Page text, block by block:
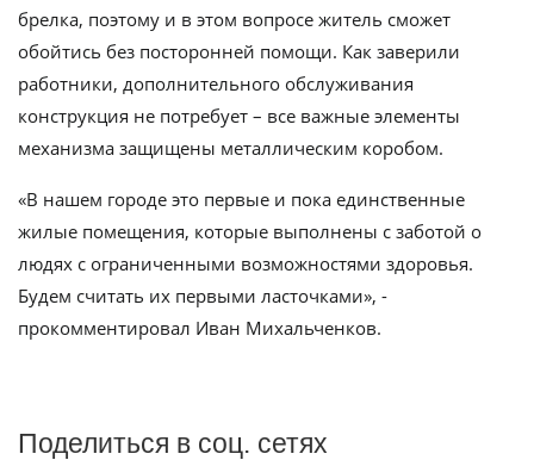
брелка, поэтому и в этом вопросе житель сможет
обойтись без посторонней помощи. Как заверили
работники, дополнительного обслуживания
конструкция не потребует – все важные элементы
механизма защищены металлическим коробом.
«В нашем городе это первые и пока единственные
жилые помещения, которые выполнены с заботой о
людях с ограниченными возможностями здоровья.
Будем считать их первыми ласточками», -
прокомментировал Иван Михальченков.
Поделиться в соц. сетях